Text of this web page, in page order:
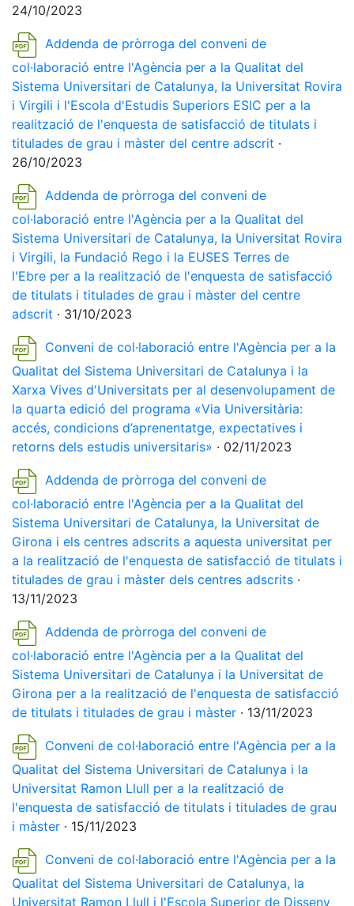
24/10/2023
Addenda de pròrroga del conveni de
col·laboració entre l'Agència per a la Qualitat del
Sistema Universitari de Catalunya, la Universitat Rovira
i Virgili i l'Escola d'Estudis Superiors ESIC per a la
realització de l'enquesta de satisfacció de titulats i
titulades de grau i màster del centre adscrit ·
26/10/2023
Addenda de pròrroga del conveni de
col·laboració entre l'Agència per a la Qualitat del
Sistema Universitari de Catalunya, la Universitat Rovira
i Virgili, la Fundació Rego i la EUSES Terres de
l'Ebre per a la realització de l'enquesta de satisfacció
de titulats i titulades de grau i màster del centre
adscrit · 31/10/2023
Conveni de col·laboració entre l'Agència per a la
Qualitat del Sistema Universitari de Catalunya i la
Xarxa Vives d'Universitats per al desenvolupament de
la quarta edició del programa «Via Universitària:
accés, condicions d’aprenentatge, expectatives i
retorns dels estudis universitaris» · 02/11/2023
Addenda de pròrroga del conveni de
col·laboració entre l'Agència per a la Qualitat del
Sistema Universitari de Catalunya, la Universitat de
Girona i els centres adscrits a aquesta universitat per
a la realització de l'enquesta de satisfacció de titulats i
titulades de grau i màster dels centres adscrits ·
13/11/2023
Addenda de pròrroga del conveni de
col·laboració entre l'Agència per a la Qualitat del
Sistema Universitari de Catalunya i la Universitat de
Girona per a la realització de l'enquesta de satisfacció
de titulats i titulades de grau i màster · 13/11/2023
Conveni de col·laboració entre l'Agència per a la
Qualitat del Sistema Universitari de Catalunya i la
Universitat Ramon Llull per a la realització de
l'enquesta de satisfacció de titulats i titulades de grau
i màster · 15/11/2023
Conveni de col·laboració entre l'Agència per a la
Qualitat del Sistema Universitari de Catalunya, la
Universitat Ramon Llull i l'Escola Superior de Disseny